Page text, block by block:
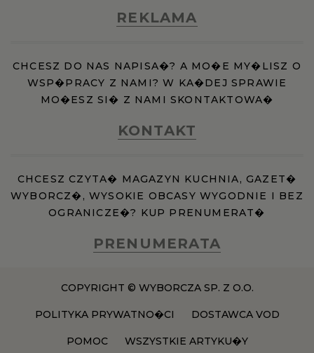
REKLAMA
CHCESZ DO NAS NAPISA�? A MO�E MY�LISZ O
WSP�PRACY Z NAMI? W KA�DEJ SPRAWIE
MO�ESZ SI� Z NAMI SKONTAKTOWA�
KONTAKT
CHCESZ CZYTA� MAGAZYN KUCHNIA, GAZET�
WYBORCZ�, WYSOKIE OBCASY WYGODNIE I BEZ
OGRANICZE�? KUP PRENUMERAT�
PRENUMERATA
COPYRIGHT © WYBORCZA SP. Z O.O.
POLITYKA PRYWATNO�CI DOSTAWCA VOD
POMOC WSZYSTKIE ARTYKU�Y